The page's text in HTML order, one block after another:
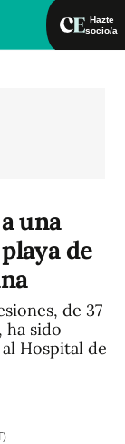
Hazte
socio/a
una
de
de 37
ha sido
Hospital de